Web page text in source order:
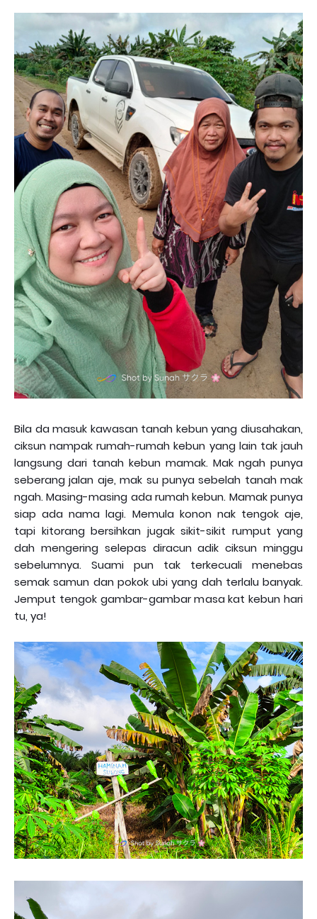
Bila da masuk kawasan tanah kebun yang diusahakan,
ciksun nampak rumah-rumah kebun yang lain tak jauh
langsung dari tanah kebun mamak. Mak ngah punya
seberang jalan aje, mak su punya sebelah tanah mak
ngah. Masing-masing ada rumah kebun. Mamak punya
siap ada nama lagi. Memula konon nak tengok aje,
tapi kitorang bersihkan jugak sikit-sikit rumput yang
dah mengering selepas diracun adik ciksun minggu
sebelumnya. Suami pun tak terkecuali menebas
semak samun dan pokok ubi yang dah terlalu banyak.
Jemput tengok gambar-gambar masa kat kebun hari
tu, ya!